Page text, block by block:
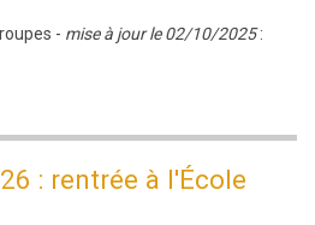
- mise à jour le 02/10/2025:
: rentrée à l'École